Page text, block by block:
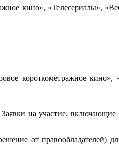
кино», «Телесериалы»,
короткометражное кино»,
на участие, включающие
от правообладателей)